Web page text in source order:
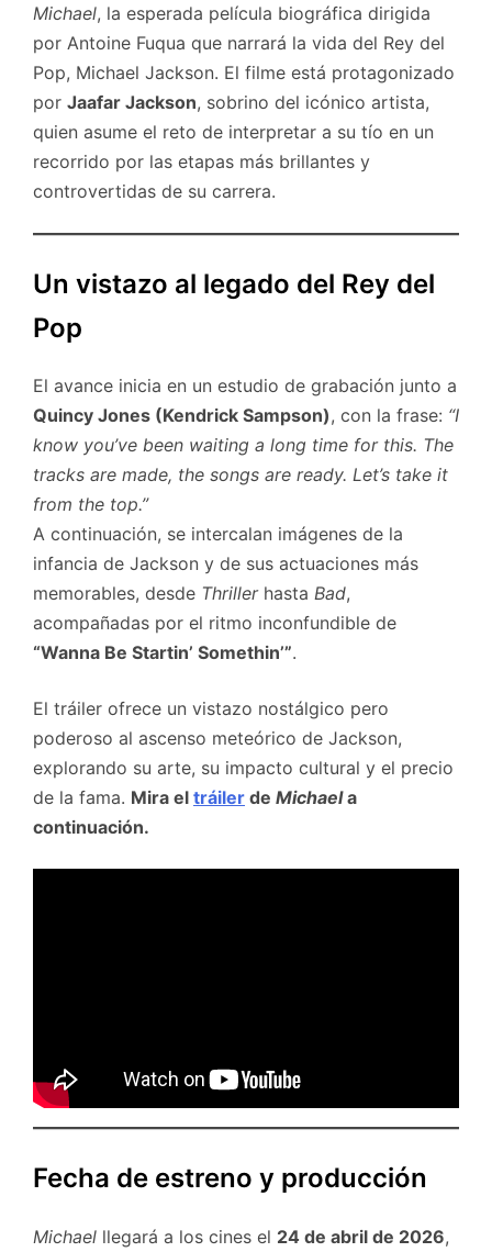
Michael, la esperada película biográfica dirigida
por Antoine Fuqua que narrará la vida del Rey del
Pop, Michael Jackson. El filme está protagonizado
por Jaafar Jackson, sobrino del icónico artista,
quien asume el reto de interpretar a su tío en un
recorrido por las etapas más brillantes y
controvertidas de su carrera.
Un vistazo al legado del Rey del
Pop
El avance inicia en un estudio de grabación junto a
Quincy Jones (Kendrick Sampson), con la frase: “I
know you’ve been waiting a long time for this. The
tracks are made, the songs are ready. Let’s take it
from the top.”
A continuación, se intercalan imágenes de la
infancia de Jackson y de sus actuaciones más
memorables, desde Thrillerhasta Bad,
acompañadas por el ritmo inconfundible de
“Wanna Be Startin’ Somethin’”.
El tráiler ofrece un vistazo nostálgico pero
poderoso al ascenso meteórico de Jackson,
explorando su arte, su impacto cultural y el precio
de la fama. Mira el tráiler de Michaela
continuación.
Fecha de estreno y producción
Michael llegará a los cines el 24 de abril de 2026,